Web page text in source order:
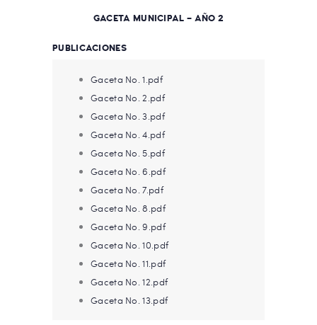
GACETA MUNICIPAL – AÑO 2
PUBLICACIONES
Gaceta No. 1.pdf
Gaceta No. 2.pdf
Gaceta No. 3.pdf
Gaceta No. 4.pdf
Gaceta No. 5.pdf
Gaceta No. 6.pdf
Gaceta No. 7.pdf
Gaceta No. 8.pdf
Gaceta No. 9.pdf
Gaceta No. 10.pdf
Gaceta No. 11.pdf
Gaceta No. 12.pdf
Gaceta No. 13.pdf